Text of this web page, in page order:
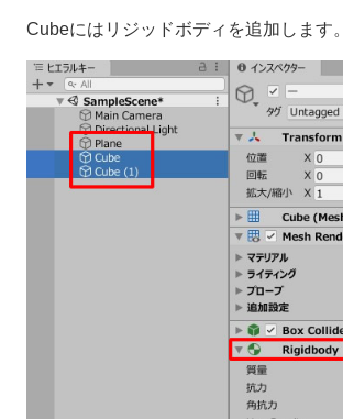
Cubeにはリジッドボディを追加します。